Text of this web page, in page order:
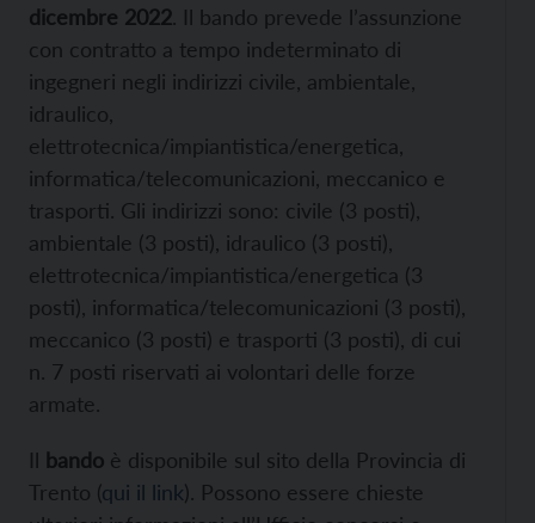
dicembre 2022. Il bando prevede l’assunzione
con contratto a tempo indeterminato di
ingegneri negli indirizzi civile, ambientale,
idraulico,
elettrotecnica/impiantistica/energetica,
informatica/telecomunicazioni, meccanico e
trasporti. Gli indirizzi sono: civile (3 posti),
ambientale (3 posti), idraulico (3 posti),
elettrotecnica/impiantistica/energetica (3
posti), informatica/telecomunicazioni (3 posti),
meccanico (3 posti) e trasporti (3 posti), di cui
n. 7 posti riservati ai volontari delle forze
armate.
Il bando è disponibile sul sito della Provincia di
Trento (qui il link). Possono essere chieste